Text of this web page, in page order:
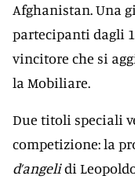
Afghanistan. Una
partecipanti dagli
vincitore che si
la Mobiliare.
Due titoli speciali
competizione: la
d’angelidi